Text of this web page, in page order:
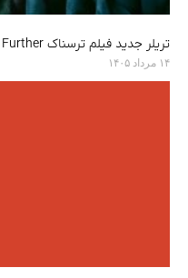
تریلر جدید فیلم ترسناک Insidious: Out of the Further منتشر شد
۱۴ مرداد ۱۴۰۵